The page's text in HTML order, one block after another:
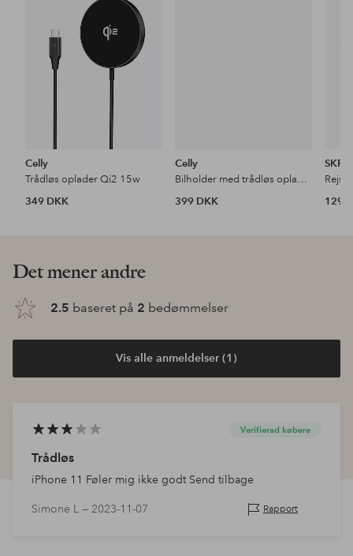
Celly
Trådløs oplader Qi2 15w
349 DKK
Celly
Bilholder med trådløs opladning Qi2 15w
399 DKK
129
Det mener andre
2.5 baseret på 2 bedømmelser
Vis alle anmeldelser (1)
Verifierad købere
Trådløs
iPhone 11 Føler mig ikke godt Send tilbage
Simone L — 2023-11-07 Rapport